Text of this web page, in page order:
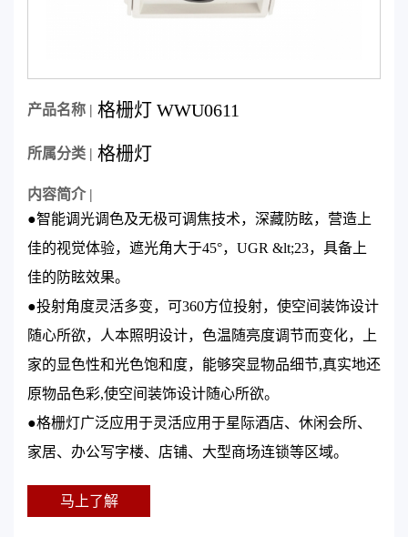
产品名称 | 格栅灯 WWU0611
所属分类 | 格栅灯
内容简介 |
●智能调光调色及无极可调焦技术，深藏防眩，营造上
佳的视觉体验，遮光角大于45°，UGR &lt;23，具备上
佳的防眩效果。
●投射角度灵活多变，可360方位投射，使空间装饰设计
随心所欲，人本照明设计，色温随亮度调节而变化，上
家的显色性和光色饱和度，能够突显物品细节,真实地还
原物品色彩,使空间装饰设计随心所欲。
●格栅灯广泛应用于灵活应用于星际酒店、休闲会所、
家居、办公写字楼、店铺、大型商场连锁等区域。
马上了解